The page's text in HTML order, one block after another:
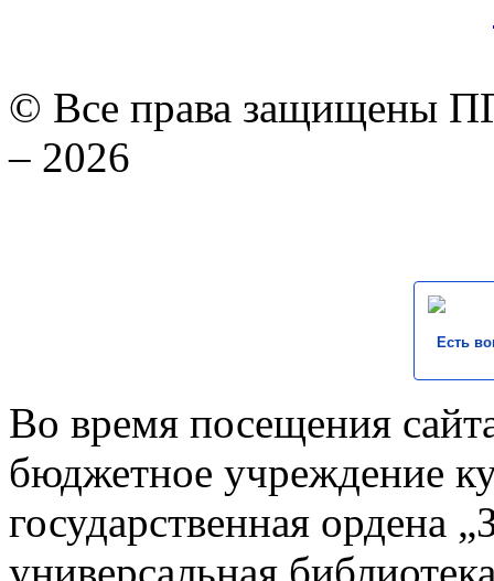
© Все права защищены
– 2026
Есть
Во время посещения
бюджетное учреждение
государственная ордена